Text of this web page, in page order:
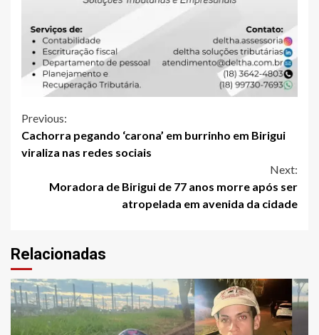
Continue
Reading
Previous:
Cachorra pegando ‘carona’ em burrinho em Birigui
viraliza nas redes sociais
Next:
Moradora de Birigui de 77 anos morre após ser
atropelada em avenida da cidade
Relacionadas